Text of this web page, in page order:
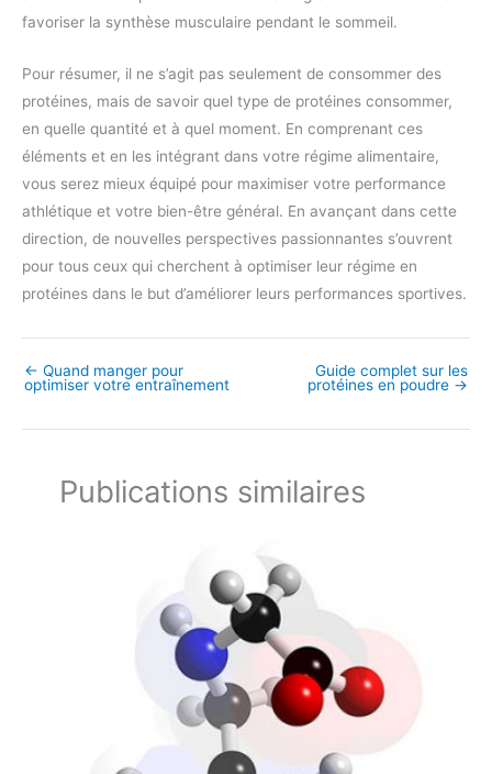
favoriser la synthèse musculaire pendant le sommeil.
Pour résumer, il ne s’agit pas seulement de consommer des
protéines, mais de savoir quel type de protéines consommer,
en quelle quantité et à quel moment. En comprenant ces
éléments et en les intégrant dans votre régime alimentaire,
vous serez mieux équipé pour maximiser votre performance
athlétique et votre bien-être général. En avançant dans cette
direction, de nouvelles perspectives passionnantes s’ouvrent
pour tous ceux qui cherchent à optimiser leur régime en
protéines dans le but d’améliorer leurs performances sportives.
← Quand manger pour
optimiser votre entraînement
Guide complet sur les
protéines en poudre →
Publications similaires